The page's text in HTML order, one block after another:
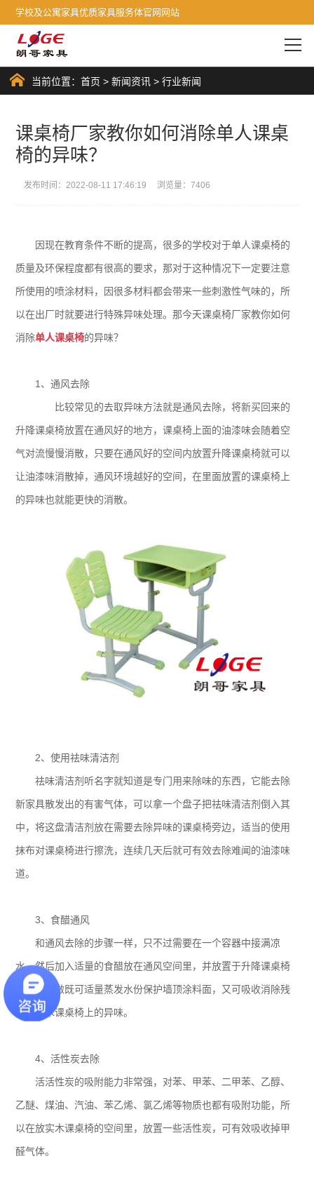
学校及公寓家具优质家具服务体官网网站
当前位置：首页 >新闻资讯 >行业新闻
课桌椅厂家教你如何消除单人课桌
椅的异味？
发布时间：2022-08-11 17:46:19 浏览量：7406
因现在教育条件不断的提高，很多的学校对于单人课桌椅的
质量及环保程度都有很高的要求，那对于这种情况下一定要注意
所使用的喷涂材料，因很多材料都会带来一些刺激性气味的，所
以在出厂时就要进行特殊异味处理。那今天课桌椅厂家教你如何
消除单人课桌椅的异味？
1、通风去除
比较常见的去取异味方法就是通风去除，将新买回来的
升降课桌椅放置在通风好的地方，课桌椅上面的油漆味会随着空
气对流慢慢消散，只要在通风好的空间内放置升降课桌椅就可以
让油漆味消散掉，通风环境越好的空间，在里面放置的课桌椅上
的异味也就能更快的消散。
2、使用祛味清洁剂
祛味清洁剂听名字就知道是专门用来除味的东西，它能去除
新家具散发出的有害气体，可以拿一个盘子把祛味清洁剂倒入其
中，将这盘清洁剂放在需要去除异味的课桌椅旁边，适当的使用
抹布对课桌椅进行擦洗，连续几天后就可有效去除难闻的油漆味
道。
3、食醋通风
和通风去除的步骤一样，只不过需要在一个容器中接满凉
水，然后加入适量的食醋放在通风空间里，并放置于升降课桌椅
上，这样做既可适量蒸发水份保护墙顶涂料面，又可吸收消除残
留在实木课桌椅上的异味。
4、活性炭去除
活活性炭的吸附能力非常强，对苯、甲苯、二甲苯、乙醇、
乙醚、煤油、汽油、苯乙烯、氯乙烯等物质也都有吸附功能，所
以在放实木课桌椅的空间里，放置一些活性炭，可有效吸收掉甲
醛气体。